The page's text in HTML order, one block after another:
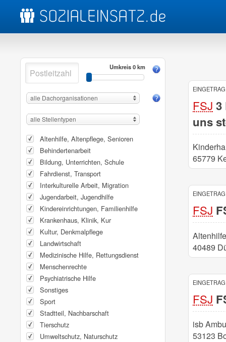
Umkreis 0 km
alle Dachorganisationen
alle Stellentypen
Altenhilfe, Altenpflege, Senioren
Behindertenarbeit
Bildung, Unterrichten, Schule
Fahrdienst, Transport
Interkulturelle Arbeit, Migration
Jugendarbeit, Jugendhilfe
Kindereinrichtungen, Familienhilfe
Krankenhaus, Klinik, Kur
Kultur, Denkmalpflege
Landwirtschaft
Medizinische Hilfe, Rettungsdienst
Menschenrechte
Psychiatrische Hilfe
Sonstiges
Sport
Stadtteil, Nachbarschaft
Tierschutz
Umweltschutz, Naturschutz
FSJ 3
uns
65779
FSJ
40489
FSJ
isb
53123